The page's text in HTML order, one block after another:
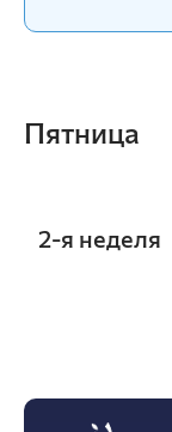
Пятница
2-я неделя